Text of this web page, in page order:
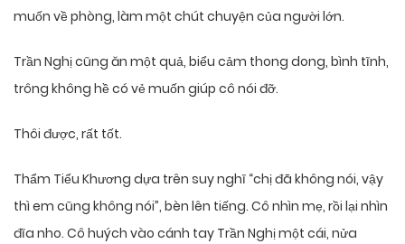
muốn về phòng, làm một chút chuyện của người lớn.
Trần Nghị cũng ăn một quả, biểu cảm thong dong, bình tĩnh,
trông không hề có vẻ muốn giúp cô nói đỡ.
Thôi được, rất tốt.
Thẩm Tiểu Khương dựa trên suy nghĩ “chị đã không nói, vậy
thì em cũng không nói”, bèn lên tiếng. Cô nhìn mẹ, rồi lại nhìn
đĩa nho. Cô huých vào cánh tay Trần Nghị một cái, nửa